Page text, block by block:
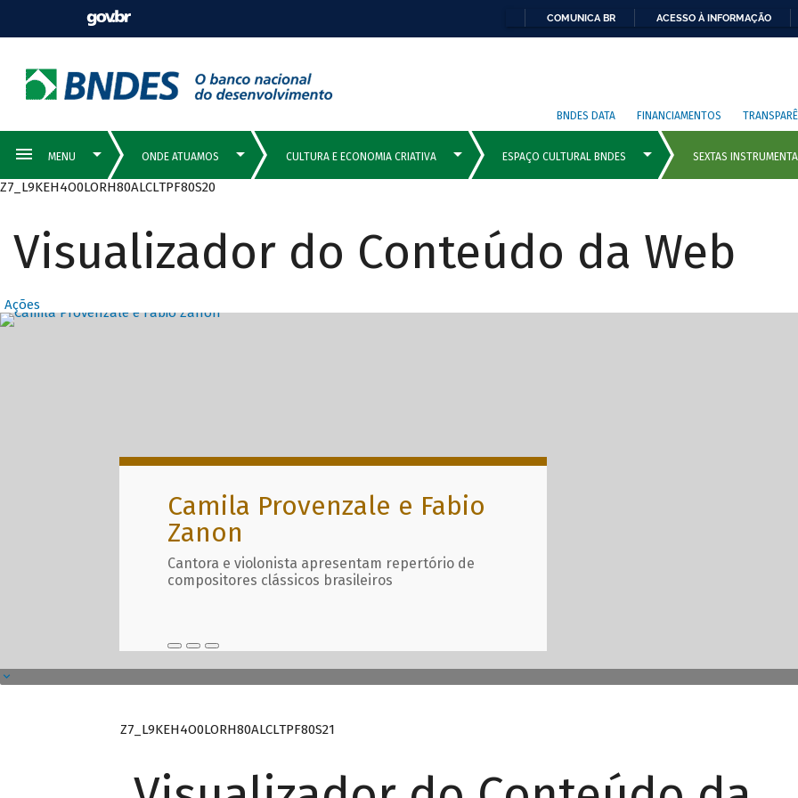
COMUNICA BR ACESSO À INFORMAÇÃO
BNDES DATA FINANCIAMENTOS
Z7_L9KEH4O0LORH80ALCLTPF80S20
Visualizador do Conteúdo da Web
Ações
Destaques Principais com
Camila Provenzale e Fabio
Zanon
Cantora e violonista apresentam repertório de
compositores clássicos brasileiros
Z7_L9KEH4O0LORH80ALCLTPF80S21